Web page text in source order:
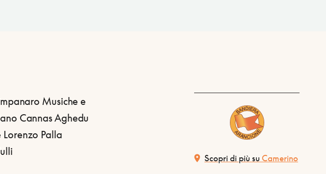
Musiche e
Cannas Aghedu
Palla
Scopri di più su Camerino